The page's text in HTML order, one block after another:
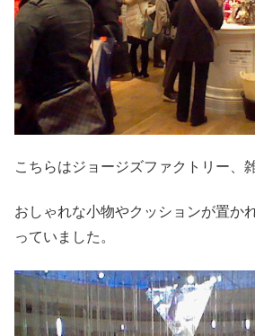
こちらはジョージズファクトリー、
おしゃれな小物やクッションが置か
っていました。